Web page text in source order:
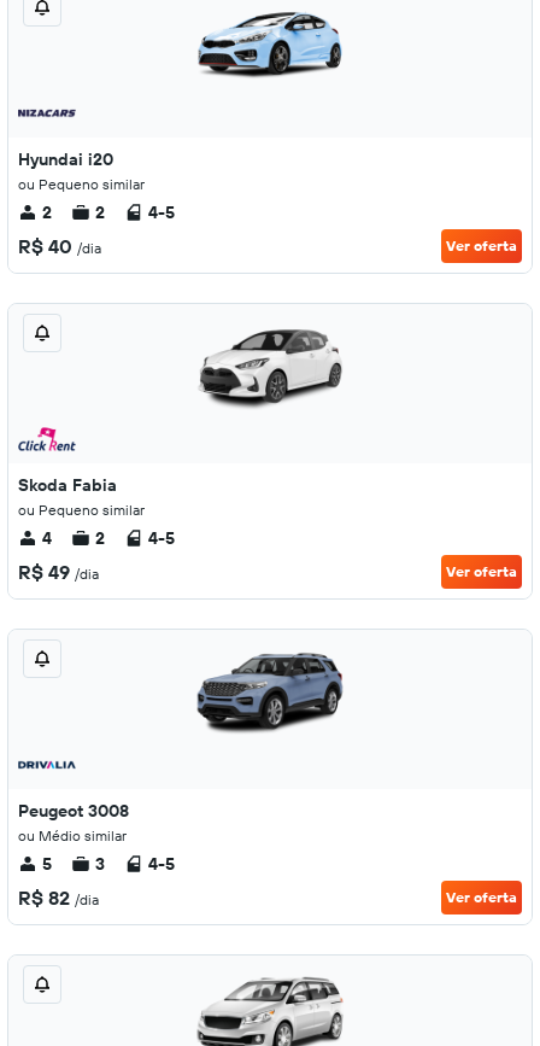
Hyundai i20
ou Pequeno similar
2 2 4-5
R$ 40 /dia Ver oferta
Skoda Fabia
ou Pequeno similar
4 2 4-5
R$ 49 /dia Ver oferta
Peugeot 3008
ou Médio similar
5 3 4-5
R$ 82 /dia Ver oferta